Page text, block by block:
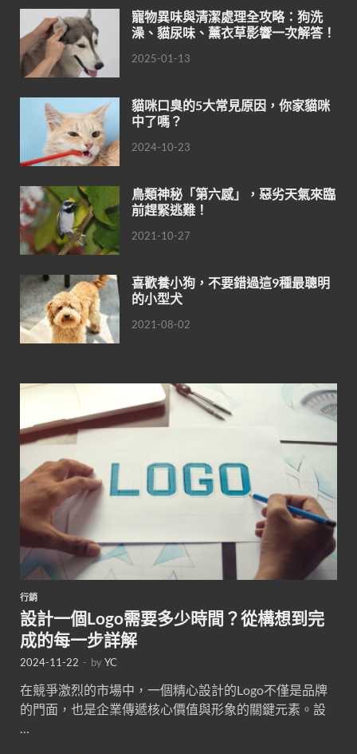
寵物異味與清潔處理全攻略：狗洗
澡、貓尿味、薰衣草影響一次解答！
2025-01-13
貓咪口臭的5大常見原因，你家貓咪
中了嗎？
2024-10-23
鳥類神秘「第六感」，惡劣天氣來臨
前趕緊逃難！
2021-10-27
喜歡養小狗，不要錯過這9種最聰明
的小型犬
2021-08-02
行銷
設計一個Logo需要多少時間？從構想到完
成的每一步詳解
2024-11-22 - byYC
在競爭激烈的市場中，一個精心設計的Logo不僅是品牌
的門面，也是企業傳遞核心價值與形象的關鍵元素。設
…